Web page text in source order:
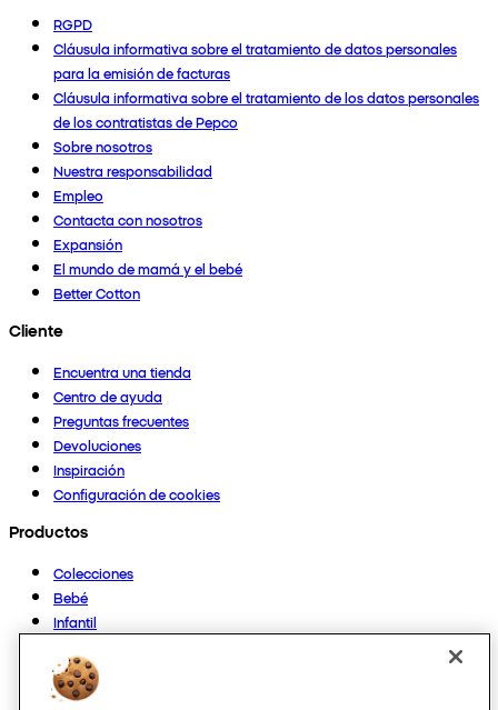
RGPD
Cláusula informativa sobre el tratamiento de datos personales
para la emisión de facturas
Cláusula informativa sobre el tratamiento de los datos personales
de los contratistas de Pepco
Sobre nosotros
Nuestra responsabilidad
Empleo
Contacta con nosotros
Expansión
El mundo de mamá y el bebé
Better Cotton
Cliente
Encuentra una tienda
Centro de ayuda
Preguntas frecuentes
Devoluciones
Inspiración
Configuración de cookies
Productos
Colecciones
Bebé
Infantil
Mujer
Hombre